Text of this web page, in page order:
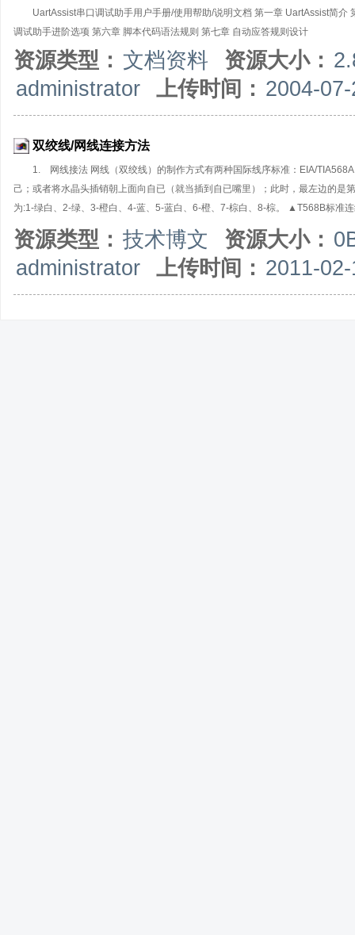
UartAssist串口调试助手用户手册/使用帮助/说明文档 第一章 UartAssist简
调试助手进阶选项 第六章 脚本代码语法规则 第七章 自动应答规则设计
资源类型： 文档资料 资源大小：
administrator
上传时间： 2004-
双绞线/网线连接方法
1. 网线接法 网线（双绞线）的制作方式有两种国际线序标准：EIA/
己；或者将水晶头插销朝上面向自已（就当插到自已嘴里）；此时，最左边的
为:1-绿白、2-绿、3-橙白、4-蓝、5-蓝白、6-橙、7-棕白、8-棕。 ▲T568B标准
8-棕。 双绞线的连接方法也主要有两种：分别为直通线缆、交叉线缆。直通线
T568A或者T568B的接法。对于交叉电缆，水晶头一端采用T586A或者T568B
T568B标准接法，则另一头交叉后为1-绿白、2-绿、3-橙白、4-棕白、5-棕、6-橙
资源类型： 技术博文 资源大小：
administrator
上传时间： 2011-